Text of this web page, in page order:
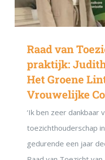
Raad van
praktijk:
Het Groene
Vrouwelijke
‘Ik ben zeer dankbaar
toezichthouderschap
gedurende een jaar